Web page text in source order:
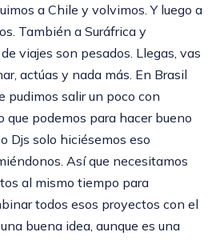
a Chile y volvimos. Y luego a
También a Suráfrica y
viajes son pesados. Llegas, vas
actúas y nada más. En Brasil
pudimos salir un poco con
que podemos para hacer bueno
Djs solo hiciésemos eso
Así que necesitamos
al mismo tiempo para
todos esos proyectos con el
buena idea, aunque es una